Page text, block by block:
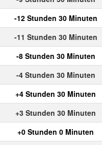
-12 Stunden 30 Minuten
-11 Stunden 30 Minuten
-8 Stunden 30 Minuten
-4 Stunden 30 Minuten
+4 Stunden 30 Minuten
+3 Stunden 30 Minuten
+0 Stunden 0 Minuten